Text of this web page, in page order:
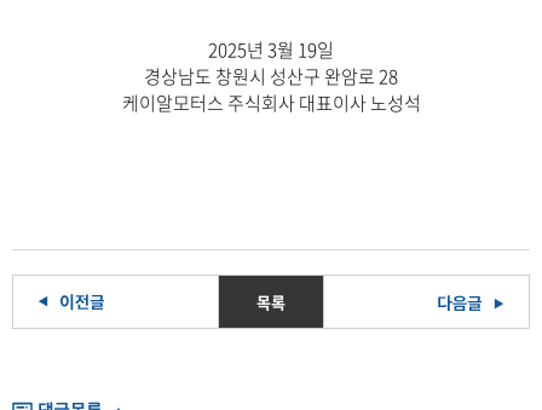
2025년 3월 19일
경상남도 창원시 성산구 완암로 28
케이알모터스 주식회사 대표이사 노성석
목록